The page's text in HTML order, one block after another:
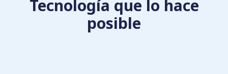
Tecnología que lo hace
posible